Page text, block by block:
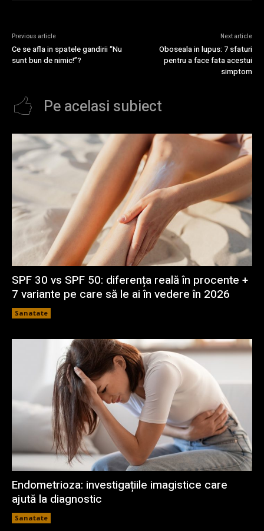
Previous article
Ce se afla in spatele gandirii “Nu
sunt bun de nimic!”?
Next article
Oboseala in lupus: 7 sfaturi
pentru a face fata acestui
simptom
Pe acelasi subiect
SPF 30 vs SPF 50: diferența reală în procente +
7 variante pe care să le ai în vedere în 2026
Sanatate
Endometrioza: investigațiile imagistice care
ajută la diagnostic
Sanatate